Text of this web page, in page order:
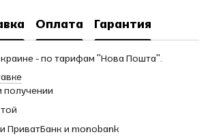
Оплата Гарантия
- по тарифам "Нова Пошта".
получении
ПриватБанк и monobank